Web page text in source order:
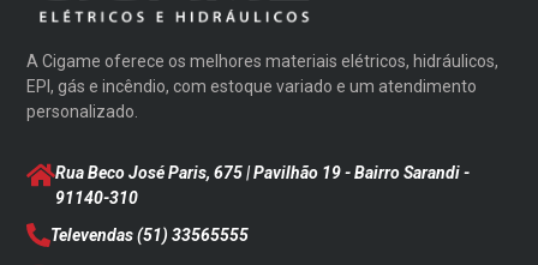
A Cigame oferece os melhores materiais elétricos, hidráulicos,
EPI, gás e incêndio, com estoque variado e um atendimento
personalizado.
Rua Beco José Paris, 675 | Pavilhão 19 - Bairro Sarandi-
91140-310
Televendas(51) 33565555